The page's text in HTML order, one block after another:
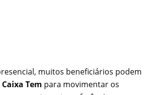
muitos beneficiários podem
Caixa Tem para movimentar os